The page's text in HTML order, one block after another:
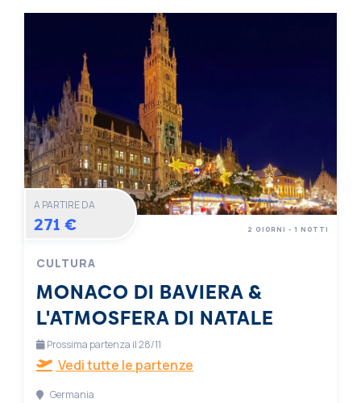
A PARTIRE DA
271 €
CULTURA
MONACO DI BAVIERA &
L'ATMOSFERA DI NATALE
2 GIORNI - 1 NOTTI
Prossima partenza il 28/11
Vedi tutte le partenze
Germania